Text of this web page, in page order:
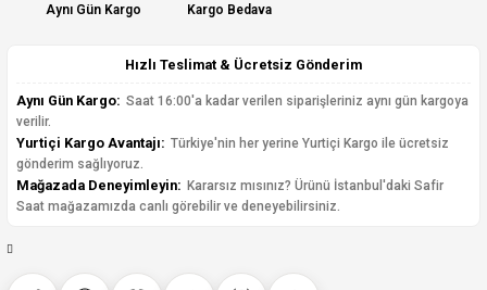
Aynı Gün Kargo Kargo Bedava
Hızlı Teslimat & Ücretsiz Gönderim
Aynı Gün Kargo: Saat 16:00'a kadar verilen siparişleriniz aynı gün kargoya
verilir.
Yurtiçi Kargo Avantajı: Türkiye'nin her yerine Yurtiçi Kargo ile ücretsiz
gönderim sağlıyoruz.
Mağazada Deneyimleyin: Kararsız mısınız? Ürünü İstanbul'daki Safir
Saat mağazamızda canlı görebilir ve deneyebilirsiniz.